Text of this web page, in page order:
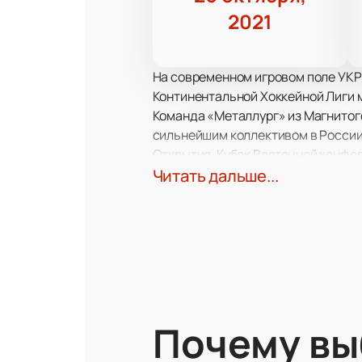
2021
На современном игровом поле
Континентальной Хоккейной
Команда «Металлург» из
сильнейшим коллективом в
Открытия, Кубок Восточной
«Трактор» из Челябинска также
Единственное условие – это
Читать дальше...
Почему